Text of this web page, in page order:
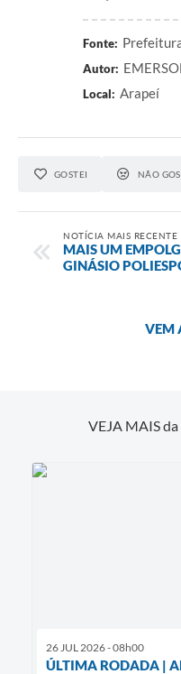
Fonte:
Autor:
Local: Arapeí
GOSTEI NÃO
NOTÍCIA MAIS RECENTE
MAIS UM
GINÁSIO
VEM
VEJA MAIS
26 JUL 2026 - 08h00
ÚLTIMA RODADA |